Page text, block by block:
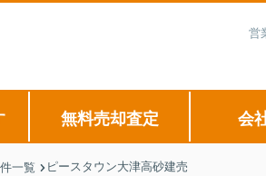
営
無料売却査定 会
一覧 ピースタウン大津高砂建売